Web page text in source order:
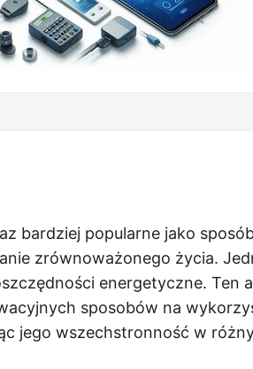
bardziej popularne jako
zrównoważonego życia.
energetyczne. Ten
sposobów na
jego wszechstronność w